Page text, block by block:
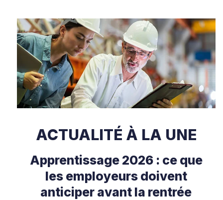
ACTUALITÉ À LA UNE
Apprentissage 2026 : ce que
les employeurs doivent
anticiper avant la rentrée